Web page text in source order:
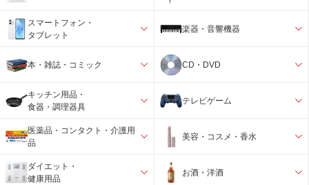
スマートフォン・
タブレット
楽器・音響機器
本・雑誌・コミック CD・DVD
キッチン用品・
食器・調理器具
テレビゲーム
医薬品・コンタクト・介護用
品
美容・コスメ・香水
ダイエット・
健康用品
お酒・洋酒